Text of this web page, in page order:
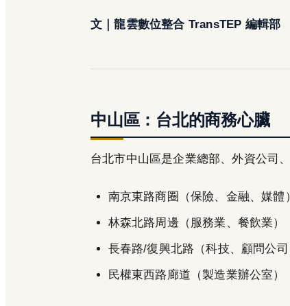
文｜龍雲數位整合 TransTEP 編輯部
中山區：台北的商務心臟
台北市中山區是企業總部、外資公司
南京東路商圈（保險、金融、媒體）
林森北路周邊（服務業、餐飲業）
長春路/復興北路（科技、顧問公司
民權東西路廊道（製造業辦公室）